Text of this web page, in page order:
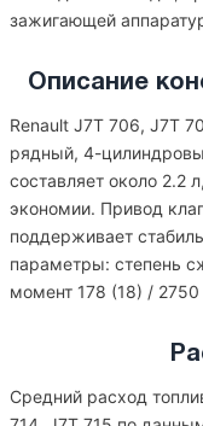
зажигающей
Описание
Renault J7T 706, J7T
рядный, 4-
составляет около 2.2
экономии. Привод
поддерживает
параметры: степень
момент 178 (18) / 2750
Средний расход